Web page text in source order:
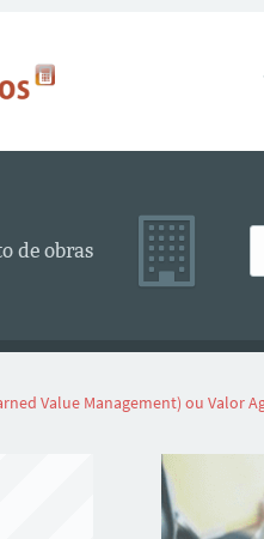
de obras
Value Management) ou Valor